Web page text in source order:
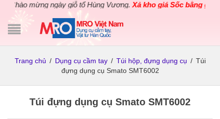
Chào mừng ngày giỗ tổ Hùng Vương.Xả kho giá Sốc bằng giá
Trang chủ / Dụng cụ cầm tay / Túi hộp, đựng dụng cụ / Túi
đựng dụng cụ Smato SMT6002
Túi đựng dụng cụ Smato SMT6002